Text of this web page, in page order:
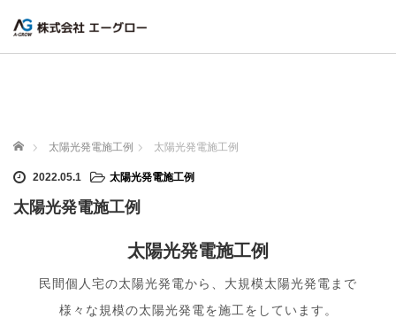
ホーム 太陽光発電施工例 太陽光発電施工例
2022.05.1 太陽光発電施工例
太陽光発電施工例
太陽光発電施工例
民間個人宅の太陽光発電から、大規模太陽光発電まで
様々な規模の太陽光発電を施工をしています。